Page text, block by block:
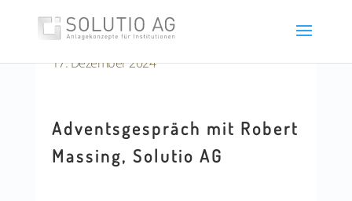
17. Dezember 2024
Adventsgespräch mit Robert
Massing, Solutio AG